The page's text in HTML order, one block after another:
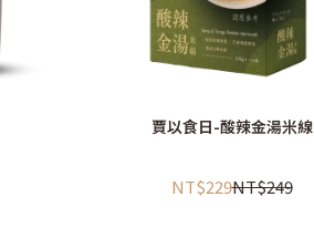
賈以食日-酸辣金湯米線
NT$229NT$249